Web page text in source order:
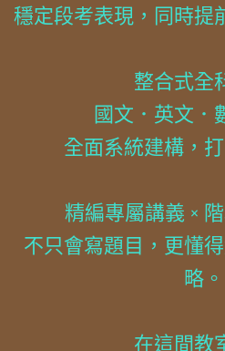
穩定段考表現，同時提
整合式全
國文．英文．
全面系統建構，
精編專屬講義 ×
不只會寫題目，更懂
略。
在這間教